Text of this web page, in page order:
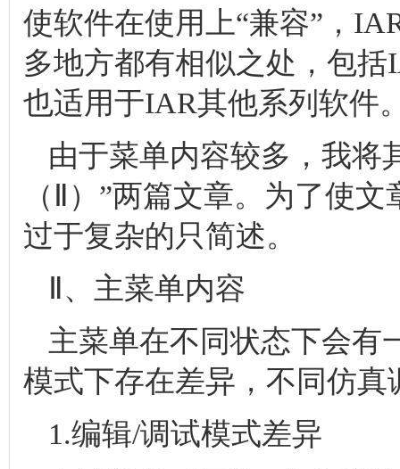
使软件在使用上“兼容”，
多地方都有相似之处，包
也适用于IAR其他系列软件
由于菜单内容较多，我将
（Ⅱ）”两篇文章。为了使
过于复杂的只简述。
Ⅱ、主菜单内容
主菜单在不同状态下会有
模式下存在差异，不同仿
1.编辑/调试模式差异